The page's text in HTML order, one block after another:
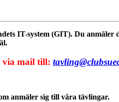
IT-system (GIT). Du
via mail till:
anmäler sig till våra tävlingar.